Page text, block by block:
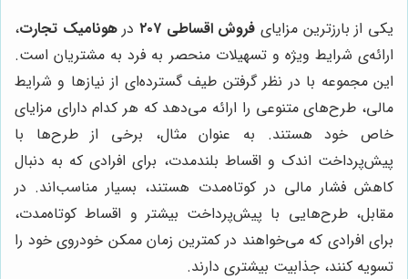
یکی از بارزترین مزایای فروش اقساطی ۲۰۷ درهونامیک تجارت،
ارائه‌ی شرایط ویژه و تسهیلات منحصر به فرد به مشتریان است.
این مجموعه با در نظر گرفتن طیف گسترده‌ای از نیازها و شرایط
مالی، طرح‌های متنوعی را ارائه می‌دهد که هر کدام دارای مزایای
خاص خود هستند. به عنوان مثال، برخی از طرح‌ها با
پیش‌پرداخت اندک و اقساط بلندمدت، برای افرادی که به دنبال
کاهش فشار مالی در کوتاه‌مدت هستند، بسیار مناسب‌اند. در
مقابل، طرح‌هایی با پیش‌پرداخت بیشتر و اقساط کوتاه‌مدت،
برای افرادی که می‌خواهند در کمترین زمان ممکن خودروی خود را
تسویه کنند، جذابیت بیشتری دارند.